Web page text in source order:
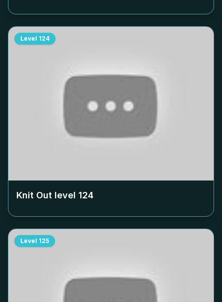
Level 124
Knit Out level 124
Level 125